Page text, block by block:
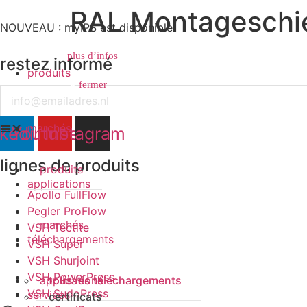
NOUVEAU : myIPS est disponible
plus d’infos
fermer
fermer
produits
marchés
applications
téléchargements
tous les téléchargements
certificats
services
produits
marchés
applications
RAL
restez informé
YoutubeInstagram
lignes de produits
Apollo FullFlow
Pegler ProFlow
VSH Tectite
VSH Super
VSH Shurjoint
VSH PowerPress
VSH SudoPress